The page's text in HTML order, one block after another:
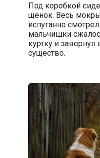
Под коробкой
щенок. Весь
испуганно
мальчишки
куртку и завернул
существо.